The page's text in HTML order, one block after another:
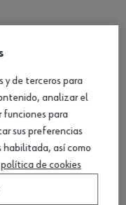
y de terceros para
analizar el
funciones para
sus preferencias
habilitada, así como
política de cookies